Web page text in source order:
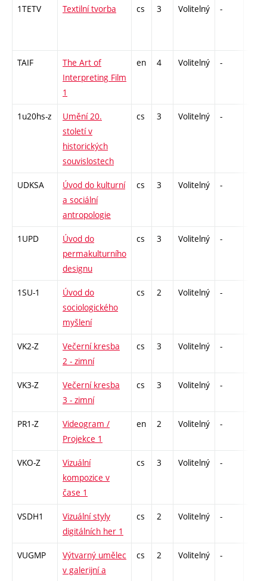
1TETV Textilní tvorba cs 3 Volitelný -
TAIF
The Art of
Interpreting Film
1
en 4 Volitelný -
1u20hs-z
Umění 20.
století v
historických
souvislostech
cs 3 Volitelný -
UDKSA
Úvod do kulturní
a sociální
antropologie
cs 3 Volitelný -
1UPD
Úvod do
permakulturního
designu
cs 3 Volitelný -
1SU-1
Úvod do
sociologického
myšlení
cs 2 Volitelný -
VK2-Z
Večerní kresba
2 - zimní
cs 3 Volitelný -
VK3-Z
Večerní kresba
3 - zimní
cs 3 Volitelný -
PR1-Z
Videogram /
Projekce 1
en 2 Volitelný -
VKO-Z
Vizuální
kompozice v
čase 1
cs 3 Volitelný -
VSDH1
Vizuální styly
digitálních her 1
cs 2 Volitelný -
VUGMP
Výtvarný umělec
v galerijní a
cs 2 Volitelný -